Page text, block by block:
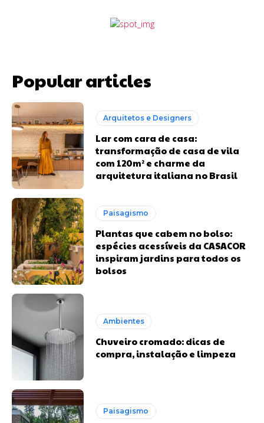
Popular articles
Arquitetos e Designers
Lar com cara de casa:
transformação de casa de vila
com 120m² e charme da
arquitetura italiana no Brasil
Paisagismo
Plantas que cabem no bolso:
espécies acessíveis da CASACOR
inspiram jardins para todos os
bolsos
Ambientes
Chuveiro cromado: dicas de
compra, instalação e limpeza
Paisagismo